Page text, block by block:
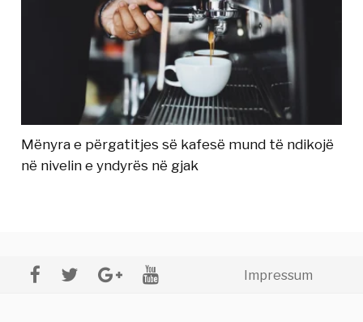
Mënyra e përgatitjes së kafesë mund të ndikojë
në nivelin e yndyrës në gjak
Impressum